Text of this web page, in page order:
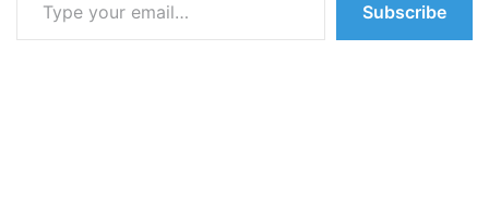
Subscribe